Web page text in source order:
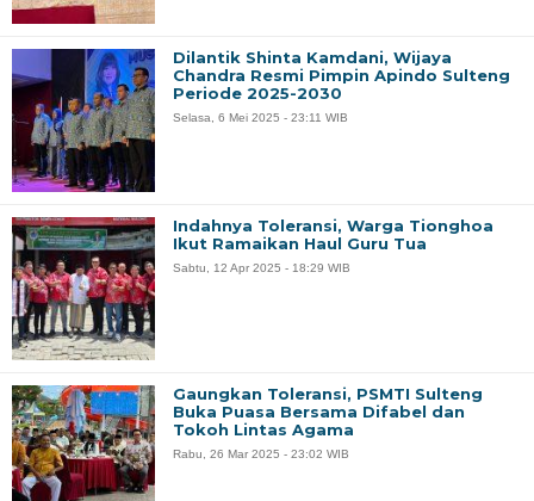
Dilantik Shinta Kamdani, Wijaya
Chandra Resmi Pimpin Apindo Sulteng
Periode 2025-2030
Selasa, 6 Mei 2025 - 23:11 WIB
Indahnya Toleransi, Warga Tionghoa
Ikut Ramaikan Haul Guru Tua
Sabtu, 12 Apr 2025 - 18:29 WIB
Gaungkan Toleransi, PSMTI Sulteng
Buka Puasa Bersama Difabel dan
Tokoh Lintas Agama
Rabu, 26 Mar 2025 - 23:02 WIB